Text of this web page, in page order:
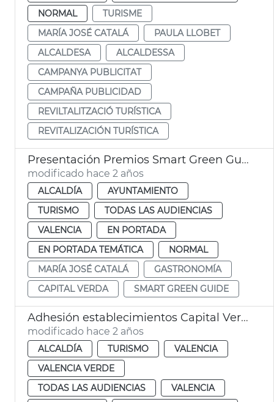
NORMAL
TURISME
MARÍA JOSÉ CATALÁ
PAULA LLOBET
ALCALDESA
ALCALDESSA
CAMPANYA PUBLICITAT
CAMPAÑA PUBLICIDAD
REVILTALITZACIÓ TURÍSTICA
REVITALIZACIÓN TURÍSTICA
Presentación Premios Smart Green Guide 2024
modificado hace 2 años
ALCALDÍA
AYUNTAMIENTO
TURISMO
TODAS LAS AUDIENCIAS
VALENCIA
EN PORTADA
EN PORTADA TEMÁTICA
NORMAL
MARÍA JOSÉ CATALÁ
GASTRONOMÍA
CAPITAL VERDA
SMART GREEN GUIDE
Adhesión establecimientos Capital Verde 2024
modificado hace 2 años
ALCALDÍA TURISMO
VALENCIA
VALENCIA VERDE
TODAS LAS AUDIENCIAS
VALENCIA